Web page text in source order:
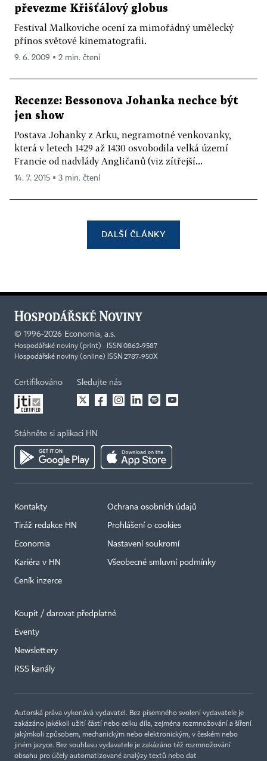
převezme Křišťálový globus
Festival Malkoviche ocení za mimořádný umělecký
přínos světové kinematografii.
9. 6. 2009 ▪ 2 min. čtení
Recenze: Bessonova Johanka nechce být
jen show
Postava Johanky z Arku, negramotné venkovanky,
která v letech 1429 až 1430 osvobodila velká území
Francie od nadvlády Angličanů (viz zítřejší...
14. 7. 2015 ▪ 3 min. čtení
DALŠÍ ČLÁNKY
© 1996-2026 Economia, a.s.
Hospodářské noviny (print) ISSN 0862-9587
Hospodářské noviny (online) ISSN 2787-950X
Certifikováno Sledujte nás
Stáhněte si aplikaci HN
Kontakty
Tiráž redakce HN
Economia
Kariéra v HN
Ceník inzerce
Ochrana osobních údajů
Prohlášení o cookies
Nastavení soukromí
Všeobecné smluvní podmínky
Koupit / darovat předplatné
Eventy
Newslettery
RSS kanály
Autorská práva vykonává vydavatel. Bez písemného svolení vydavatele je
zakázáno jakékoli užití částí nebo celku díla, zejména rozmnožování a šíření
jakýmkoli způsobem, mechanickým nebo elektronickým, v českém nebo
jiném jazyce. Bez souhlasu vydavatele je zakázáno též rozmnožování
obsahu pro účely automatizované analýzy textů nebo dat